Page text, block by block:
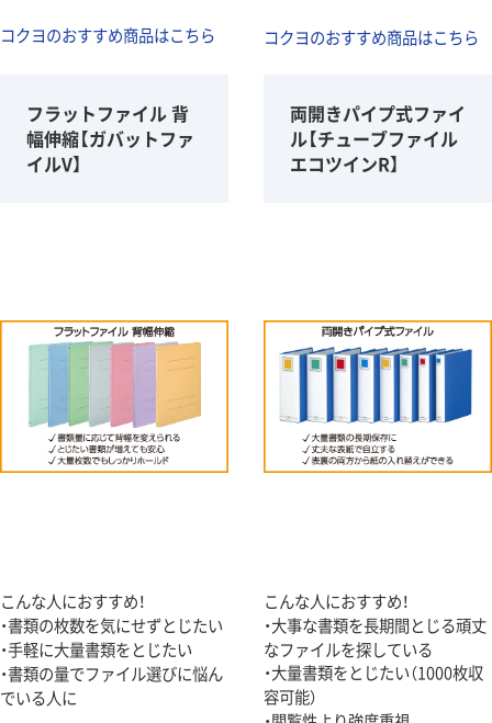
コクヨのおすすめ商品はこちら コクヨのおすすめ商品はこちら
フラットファイル 背
幅伸縮【ガバットファ
イルV】
こんな人におすすめ！
・書類の枚数を気にせずとじたい
・手軽に大量書類をとじたい
・書類の量でファイル選びに悩ん
でいる人に
両開きパイプ式ファイ
ル【チューブファイル
エコツインR】
こんな人におすすめ！
・大事な書類を長期間とじる頑丈
なファイルを探している
・大量書類をとじたい（1000枚収
容可能）